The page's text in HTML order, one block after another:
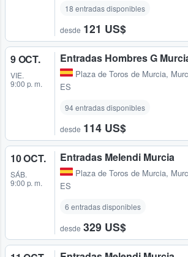
18 entradas disponibles
desde 121 US$
9 OCT.
VIE.
9:00 p. m.
Entradas Hombres G
Plaza de Toros de Murcia,
ES
94 entradas disponibles
desde 114 US$
10 OCT.
SÁB.
9:00 p. m.
Entradas Melendi Murcia
Plaza de Toros de Murcia,
ES
6 entradas disponibles
desde 329 US$